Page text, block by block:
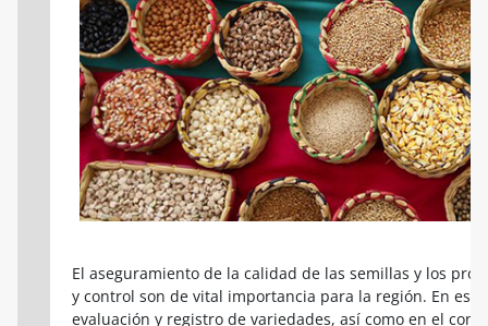
El aseguramiento de la calidad de las semillas y los
y control son de vital importancia para la región. En
evaluación y registro de variedades, así como en el